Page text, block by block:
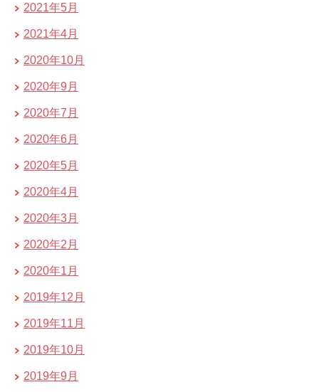
2021年5月
2021年4月
2020年10月
2020年9月
2020年7月
2020年6月
2020年5月
2020年4月
2020年3月
2020年2月
2020年1月
2019年12月
2019年11月
2019年10月
2019年9月